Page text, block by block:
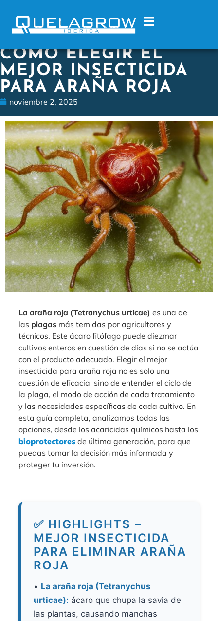
CÓMO ELEGIR EL
MEJOR INSECTICIDA
PARA ARAÑA ROJA
noviembre 2, 2025
La araña roja (Tetranychus urticae) es una de
las plagasmás temidas por agricultores y
técnicos. Este ácaro fitófago puede diezmar
cultivos enteros en cuestión de días si no se actúa
con el producto adecuado. Elegir el mejor
insecticida para araña roja no es solo una
cuestión de eficacia, sino de entender el ciclo de
la plaga, el modo de acción de cada tratamiento
y las necesidades específicas de cada cultivo. En
esta guía completa, analizamos todas las
opciones, desde los acaricidas químicos hasta los
bioprotectoresde última generación, para que
puedas tomar la decisión más informada y
proteger tu inversión.
✅ HIGHLIGHTS –
MEJOR INSECTICIDA
PARA ELIMINAR ARAÑA
ROJA
• La araña roja (Tetranychus
urticae): ácaro que chupa la savia de
las plantas, causando manchas